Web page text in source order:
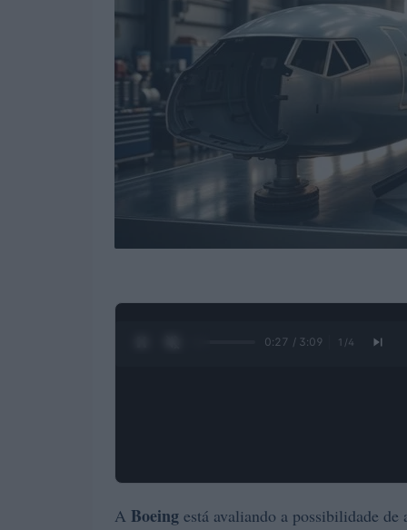
0:28 / 3:09 1 /4
A Boeing está avaliando a possibilidade